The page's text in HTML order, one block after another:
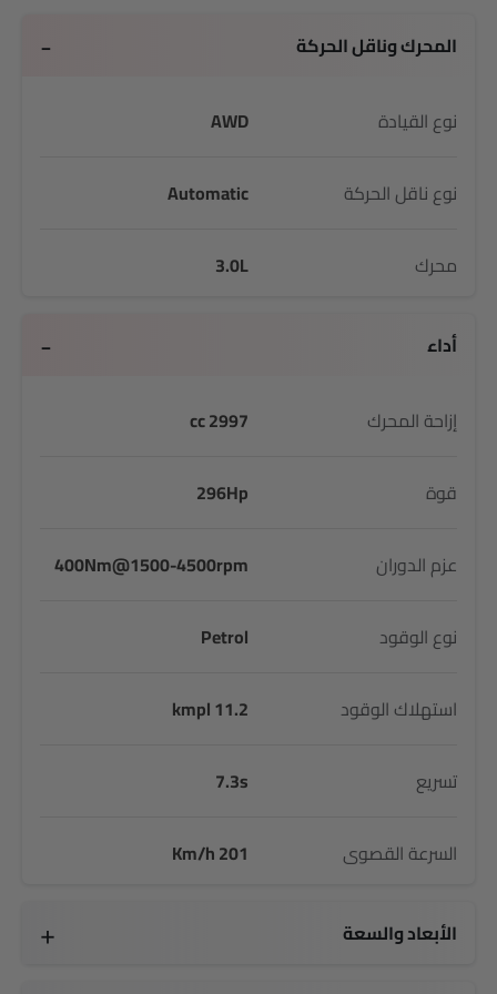
المحرك وناقل الحركة
نوع القيادة AWD
نوع ناقل الحركة Automatic
محرك 3.0L
أداء
إزاحة المحرك 2997 cc
قوة 296Hp
عزم الدوران 400Nm@1500-4500rpm
نوع الوقود Petrol
استهلاك الوقود 11.2 kmpl
تسريع 7.3s
السرعة القصوى 201 Km/h
الأبعاد والسعة